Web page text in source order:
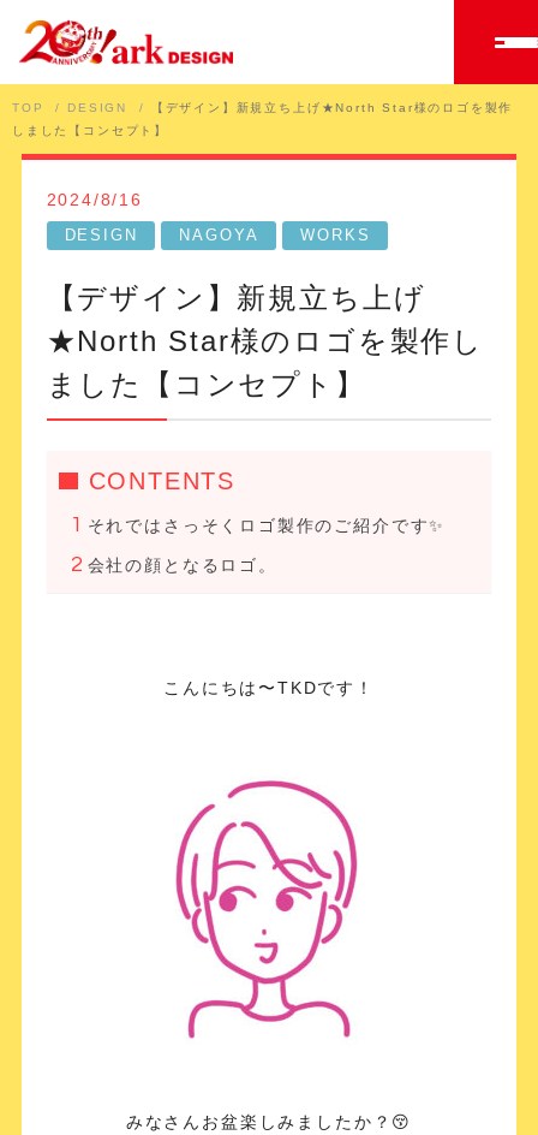
TOP DESIGN
【デザイン】新規立ち上げ★North Star様のロゴを製作
しました【コンセプト】
2024/8/16
DESIGN NAGOYA WORKS
【デザイン】新規立ち上げ
★North Star様のロゴを製作し
ました【コンセプト】
CONTENTS
それではさっそくロゴ製作のご紹介です✨
会社の顔となるロゴ。
こんにちは〜TKDです！
みなさんお盆楽しみましたか？😚